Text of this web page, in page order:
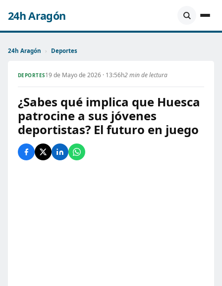
24h Aragón
24h Aragón › Deportes
DEPORTES19 de Mayo de 2026 · 13:56h2 min de lectura
¿Sabes qué implica que Huesca
patrocine a sus jóvenes
deportistas? El futuro en juego